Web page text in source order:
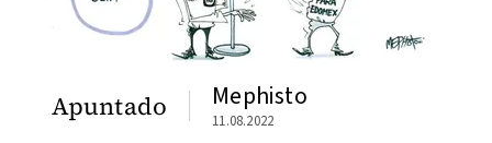
Apuntado Mephisto
11.08.2022